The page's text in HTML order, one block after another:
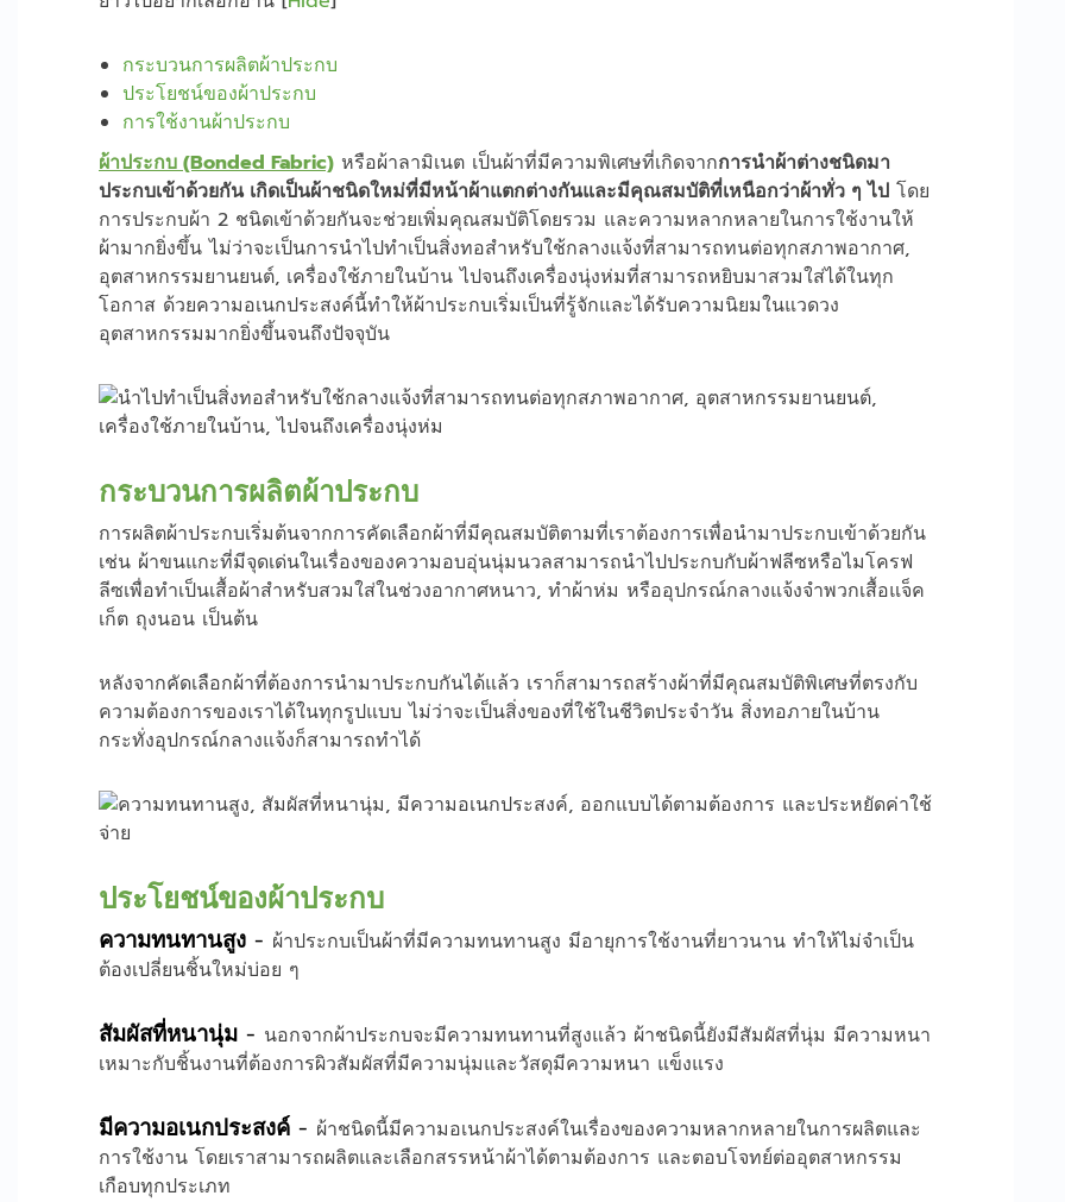
กระบวนการผลิตผ้าประกบ
ประโยชน์ของผ้าประกบ
การใช้งานผ้าประกบ
ผ้าประกบ (Bonded Fabric) หรือผ้าลามิเนต เป็นผ้าที่มีความพิเศษที่เกิดจากการนำผ้าต่างชนิดมา
ประกบเข้าด้วยกัน เกิดเป็นผ้าชนิดใหม่ที่มีหน้าผ้าแตกต่างกันและมีคุณสมบัติที่เหนือกว่าผ้าทั่ว ๆ ไป โดย
การประกบผ้า 2 ชนิดเข้าด้วยกันจะช่วยเพิ่มคุณสมบัติโดยรวม และความหลากหลายในการใช้งานให้
ผ้ามากยิ่งขึ้น ไม่ว่าจะเป็นการนำไปทำเป็นสิ่งทอสำหรับใช้กลางแจ้งที่สามารถทนต่อทุกสภาพอากาศ,
อุตสาหกรรมยานยนต์, เครื่องใช้ภายในบ้าน ไปจนถึงเครื่องนุ่งห่มที่สามารถหยิบมาสวมใส่ได้ในทุก
โอกาส ด้วยความอเนกประสงค์นี้ทำให้ผ้าประกบเริ่มเป็นที่รู้จักและได้รับความนิยมในแวดวง
อุตสาหกรรมมากยิ่งขึ้นจนถึงปัจจุบัน
กระบวนการผลิตผ้าประกบ
การผลิตผ้าประกบเริ่มต้นจากการคัดเลือกผ้าที่มีคุณสมบัติตามที่เราต้องการเพื่อนำมาประกบเข้าด้วยกัน
เช่น ผ้าขนแกะที่มีจุดเด่นในเรื่องของความอบอุ่นนุ่มนวลสามารถนำไปประกบกับผ้าฟลีซหรือไมโครฟ
ลีซเพื่อทำเป็นเสื้อผ้าสำหรับสวมใส่ในช่วงอากาศหนาว, ทำผ้าห่ม หรืออุปกรณ์กลางแจ้งจำพวกเสื้อแจ็ค
เก็ต ถุงนอน เป็นต้น
หลังจากคัดเลือกผ้าที่ต้องการนำมาประกบกันได้แล้ว เราก็สามารถสร้างผ้าที่มีคุณสมบัติพิเศษที่ตรงกับ
ความต้องการของเราได้ในทุกรูปแบบ ไม่ว่าจะเป็นสิ่งของที่ใช้ในชีวิตประจำวัน สิ่งทอภายในบ้าน
กระทั่งอุปกรณ์กลางแจ้งก็สามารถทำได้
ประโยชน์ของผ้าประกบ
ความทนทานสูง - ผ้าประกบเป็นผ้าที่มีความทนทานสูง มีอายุการใช้งานที่ยาวนาน ทำให้ไม่จำเป็น
ต้องเปลี่ยนชิ้นใหม่บ่อย ๆ
สัมผัสที่หนานุ่ม - นอกจากผ้าประกบจะมีความทนทานที่สูงแล้ว ผ้าชนิดนี้ยังมีสัมผัสที่นุ่ม มีความหนา
เหมาะกับชิ้นงานที่ต้องการผิวสัมผัสที่มีความนุ่มและวัสดุมีความหนา แข็งแรง
มีความอเนกประสงค์ - ผ้าชนิดนี้มีความอเนกประสงค์ในเรื่องของความหลากหลายในการผลิตและ
การใช้งาน โดยเราสามารถผลิตและเลือกสรรหน้าผ้าได้ตามต้องการ และตอบโจทย์ต่ออุตสาหกรรม
เกือบทุกประเภท